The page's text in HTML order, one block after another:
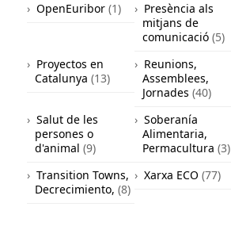
OpenEuribor (1)
Presència als
mitjans de
comunicació (5)
Proyectos en
Catalunya (13)
Reunions,
Assemblees,
Jornades (40)
Salut de les
persones o
d'animal (9)
Soberanía
Alimentaria,
Permacultura (3)
Transition Towns,
Decrecimiento, (8)
Xarxa ECO (77)